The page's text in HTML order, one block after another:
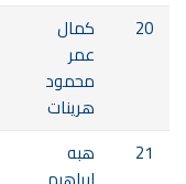
20
كمال
عمر
محمود
هرينات
21
هبه